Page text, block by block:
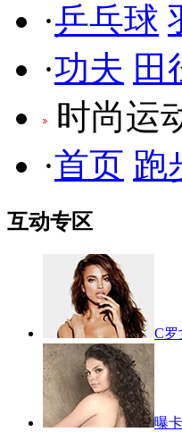
·乒乓球
·功夫 田
时尚运
·首页 跑
互动专区
C罗
曝